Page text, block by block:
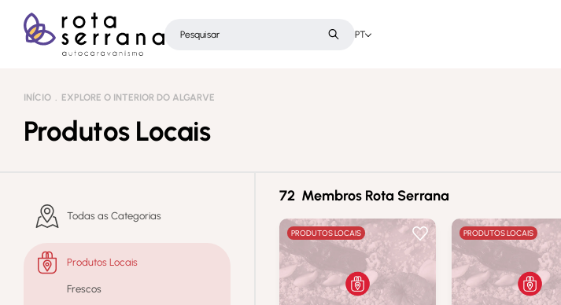
PT
INÍCIO EXPLORE O INTERIOR DO ALGARVE
Produtos Locais
Todas as Categorias
Produtos Locais
Frescos
72 Membros Rota Serrana
PRODUTOS LOCAIS PRODUTOS LOCAIS